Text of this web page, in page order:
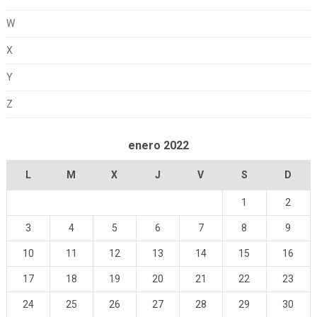
W
X
Y
Z
enero 2022
L M X J V S D
1 2
3 4 5 6 7 8 9
10 11 12 13 14 15 16
17 18 19 20 21 22 23
24 25 26 27 28 29 30